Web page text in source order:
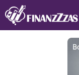
Saltar
al